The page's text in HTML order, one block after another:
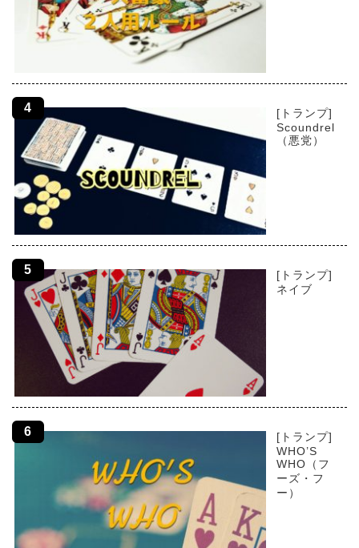
[トランプ]
Scoundrel
（悪党）
[トランプ]
ネイブ
[トランプ]
WHO’S
WHO（フ
ーズ・フ
ー）